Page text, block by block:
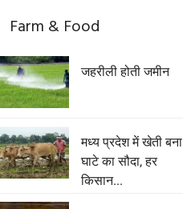
Farm & Food
जहरीली होती जमीन
मध्य प्रदेश में खेती बना
घाटे का सौदा, हर
किसान...